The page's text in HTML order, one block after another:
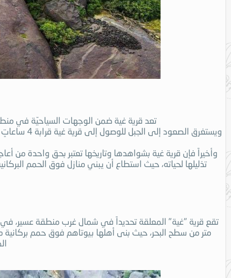
تعد قرية غية ضمن الوجهات السياحيّة في
ويستغرق
وأخيراً فإن قرية غية بشواهدها وتاريخها تعتبر بحق واحدة من
تذليلها لحياته، حيث استطاع أن يبني منازل فوق الحمم